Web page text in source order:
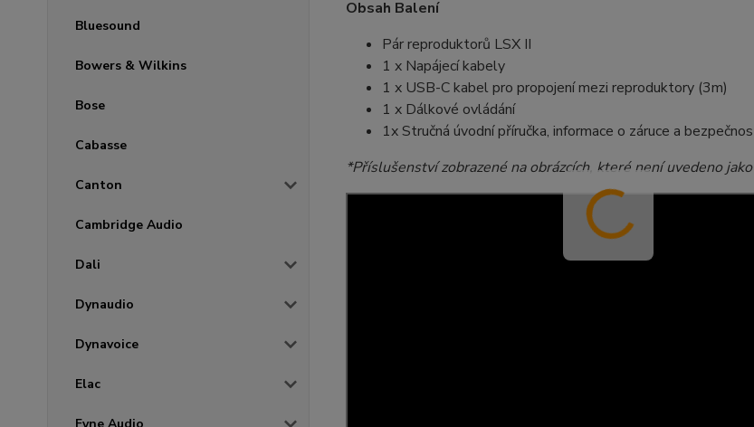
Bluesound
Bowers & Wilkins
Bose
Cabasse
Canton
Cambridge Audio
Dali
Dynaudio
Dynavoice
Elac
Obsah Balení
Pár reproduktorů LSX II
1 x Napájecí kabely
1 x USB-C kabel pro propojení mezi reproduktory (3m)
1 x Dálkové ovládání
1x Stručná úvodní příručka, informace o záruce a
*Příslušenství zobrazené na obrázcích, které není uvedeno